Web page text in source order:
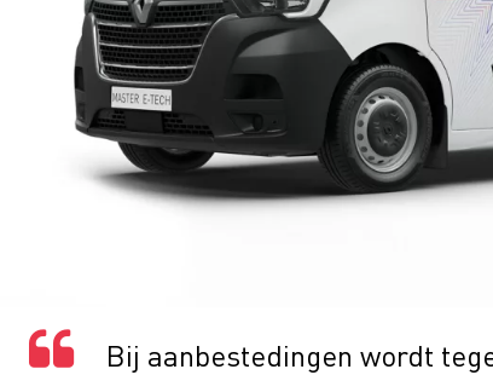
Bij aanbestedingen wordt